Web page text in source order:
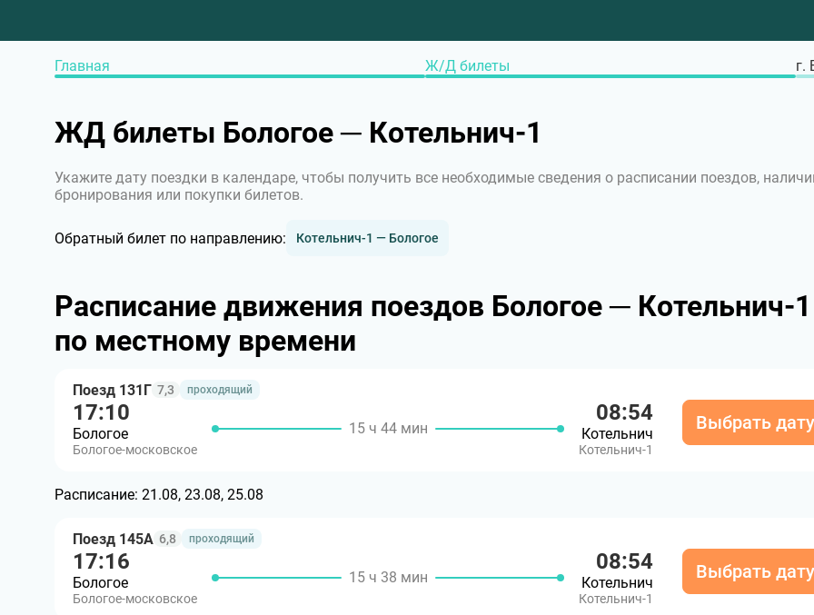
Главная Ж/Д билеты г.
ЖД билеты Бологое ─ Котельнич-1
Укажите дату поездки в календаре, чтобы получить все необходимые сведения о расписании поездов,
бронирования или покупки билетов.
Обратный билет по направлению: Котельнич-1 — Бологое
Расписание движения поездов Бологое ─ Котельнич-1
по местному времени
Поезд 131Г 7,3 проходящий
17:10
Бологое
Бологое-московское
15 ч 44 мин
08:54
Котельнич
Котельнич-1
Выбрать дату
Расписание: 21.08, 23.08, 25.08
Поезд 145А 6,8 проходящий
17:16
Бологое
Бологое-московское
15 ч 38 мин
08:54
Котельнич
Котельнич-1
Выбрать дату